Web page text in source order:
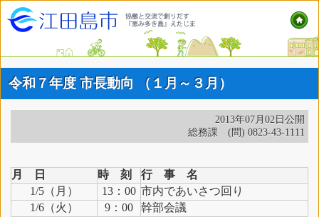
令和７年度 市長動向 （１月～３月）
2013年07月02日公開
総務課 (問) 0823-43-1111
月 日 時 刻
行 事 名
1/5（月）
13：00 市内であいさつ回り
1/6（火）
9：00
幹部会議